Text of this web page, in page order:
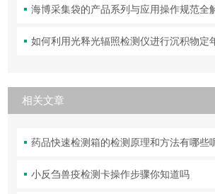
海博采集袋的产品系列与应用操作规范全
如何利用光释光辐照检测仪进行沉积物定
相关文章
药品快速检测箱的检测原理和方法有哪些
小反刍兽疫检测卡操作步骤你知道吗